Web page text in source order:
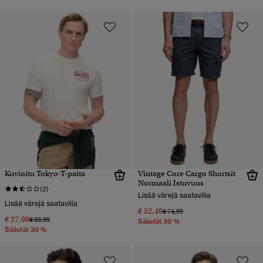
Kuvioitu Tokyo-T-paita
(2)
Lisää värejä saatavilla
€ 27,99Hinta alennettu hinnasta
€ 39,99hintaan
Säästät 30 %
Vintage Core Cargo Shortsit
Normaali Istuvuus
Lisää värejä saatavilla
€ 52,49Hinta alennettu hinnasta
€ 74,99hintaan
Säästät 30 %